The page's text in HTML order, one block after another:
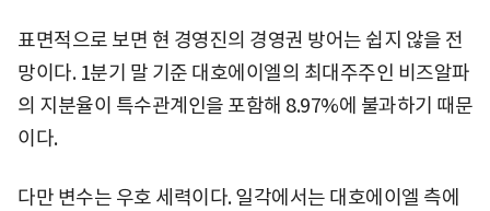
표면적으로 보면 현 경영진의 경영권 방어는 쉽지 않을 전
망이다. 1분기 말 기준 대호에이엘의 최대주주인 비즈알파
의 지분율이 특수관계인을 포함해 8.97%에 불과하기 때문
이다.
다만 변수는 우호 세력이다. 일각에서는 대호에이엘 측에